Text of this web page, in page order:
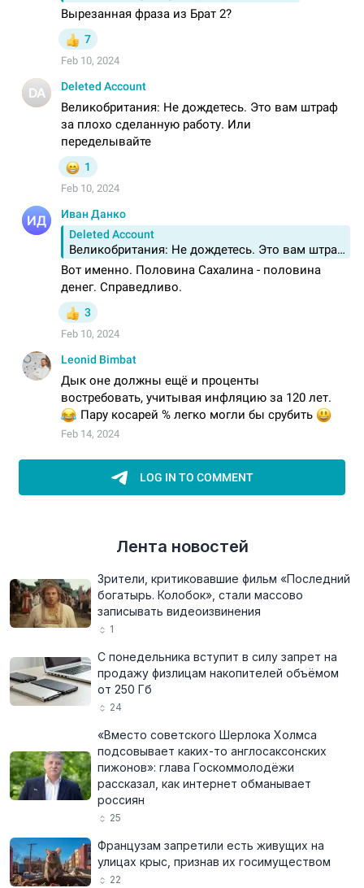
Лента новостей
Зрители, критиковавшие фильм «Последний
богатырь. Колобок», стали массово
записывать видеоизвинения
1
С понедельника вступит в силу запрет на
продажу физлицам накопителей объёмом
от 250 Гб
24
«Вместо советского Шерлока Холмса
подсовывает каких-то англосаксонских
пижонов»: глава Госкоммолодёжи
рассказал, как интернет обманывает
россиян
25
Французам запретили есть живущих на
улицах крыс, признав их госимуществом
22